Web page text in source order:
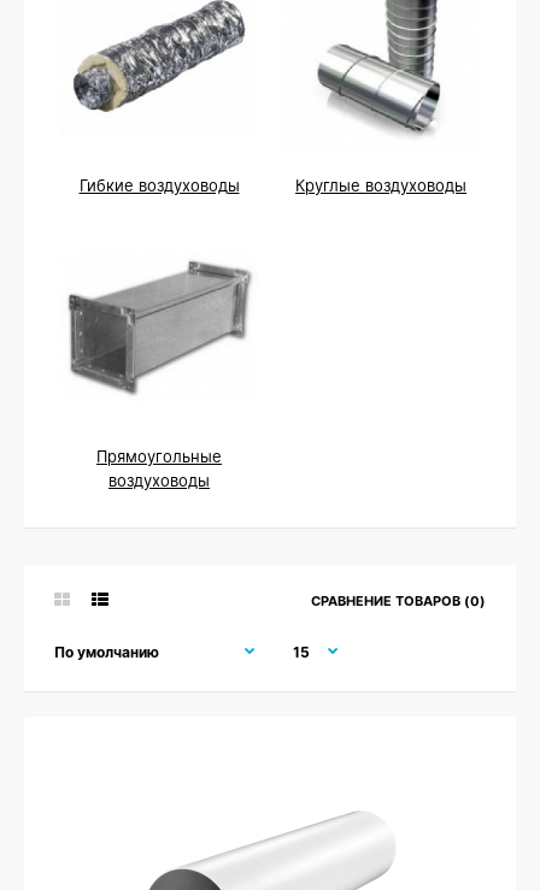
Гибкие воздуховоды Круглые воздуховоды
Прямоугольные
воздуховоды
СРАВНЕНИЕ ТОВАРОВ (0)